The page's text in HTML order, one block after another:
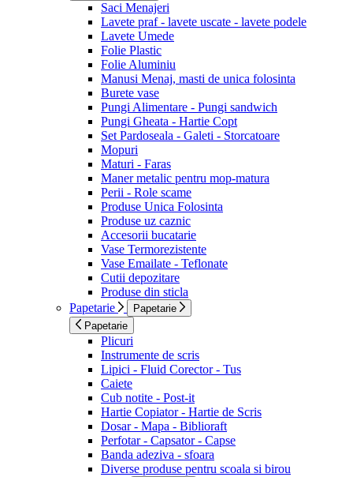
Saci Menajeri
Lavete praf - lavete uscate - lavete podele
Lavete Umede
Folie Plastic
Folie Aluminiu
Manusi Menaj, masti de unica folosinta
Burete vase
Pungi Alimentare - Pungi sandwich
Pungi Gheata - Hartie Copt
Set Pardoseala - Galeti - Storcatoare
Mopuri
Maturi - Faras
Maner metalic pentru mop-matura
Perii - Role scame
Produse Unica Folosinta
Produse uz caznic
Accesorii bucatarie
Vase Termorezistente
Vase Emailate - Teflonate
Cutii depozitare
Produse din sticla
Papetarie
Papetarie
Papetarie
Plicuri
Instrumente de scris
Lipici - Fluid Corector - Tus
Caiete
Cub notite - Post-it
Hartie Copiator - Hartie de Scris
Dosar - Mapa - Biblioraft
Perfotar - Capsator - Capse
Banda adeziva - sfoara
Diverse produse pentru scoala si birou